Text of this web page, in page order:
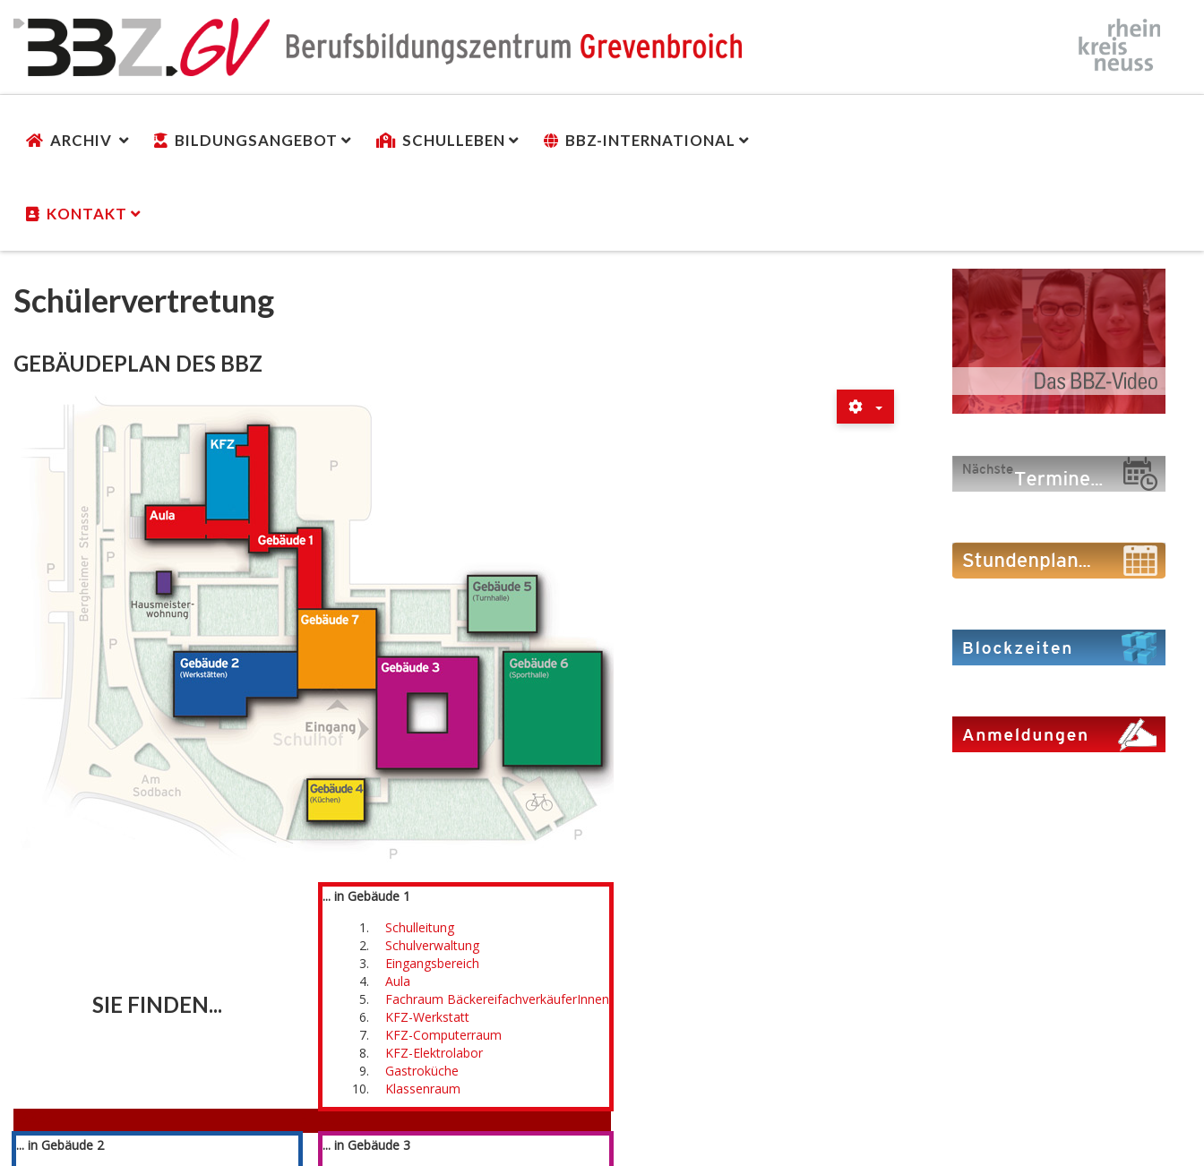
ARCHIV BILDUNGSANGEBOT SCHULLEBEN BBZ-INTERNATIONAL
KONTAKT
Schülervertretung
GEBÄUDEPLAN DES BBZ
SIE FINDEN...
... in Gebäude 1
Schulleitung
Schulverwaltung
Eingangsbereich
Aula
Fachraum BäckereifachverkäuferInnen
KFZ-Werkstatt
KFZ-Computerraum
KFZ-Elektrolabor
Gastroküche
Klassenraum
... in Gebäude 2
... in Gebäude 3